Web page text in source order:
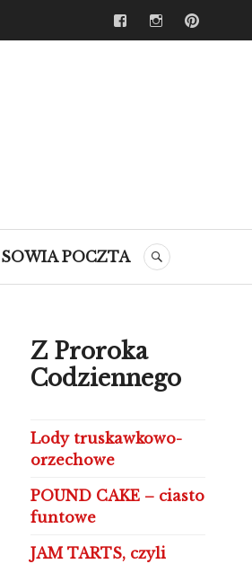
FacebookInstagram
SOWIA POCZTA SEARCH
Z Proroka
Codziennego
Lody truskawkowo-
orzechowe
POUND CAKE – ciasto
funtowe
JAM TARTS, czyli